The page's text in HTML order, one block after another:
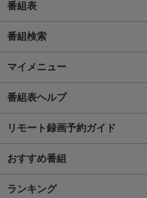
番組表
番組検索
マイメニュー
番組表ヘルプ
リモート録画予約ガイド
おすすめ番組
ランキング